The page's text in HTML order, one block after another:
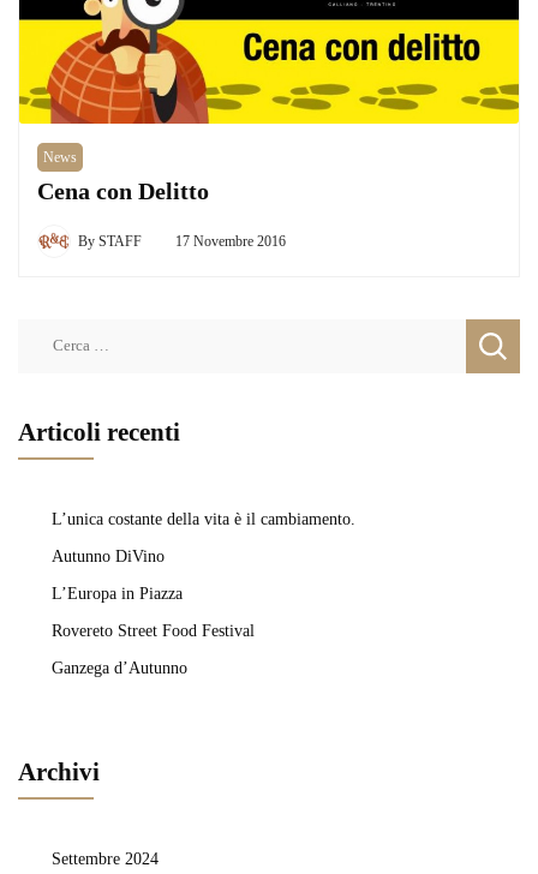
News
Cena con Delitto
By STAFF 17 Novembre 2016
Articoli recenti
L’unica costante della vita è il cambiamento.
Autunno DiVino
L’Europa in Piazza
Rovereto Street Food Festival
Ganzega d’Autunno
Archivi
Settembre 2024